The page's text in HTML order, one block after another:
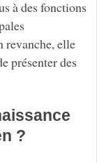
à des fonctions
revanche, elle
présenter des
?